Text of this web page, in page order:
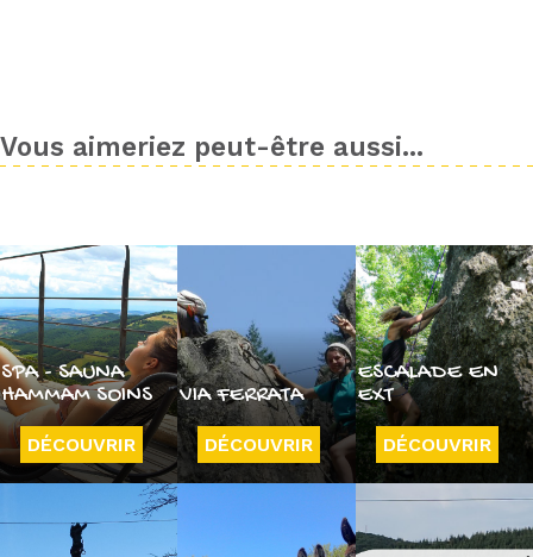
Vous aimeriez peut-être aussi...
SPA - SAUNA
HAMMAM SOINS
DÉCOUVRIR
VIA FERRATA
DÉCOUVRIR
ESCALADE EN
EXT
DÉCOUVRIR